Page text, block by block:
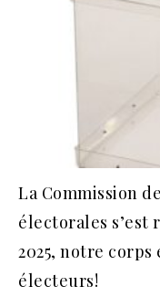
La Commission
électorales s’est
2025, notre corps
électeurs!